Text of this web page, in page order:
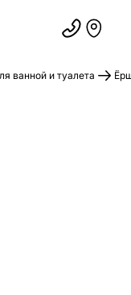
ванной и туалета